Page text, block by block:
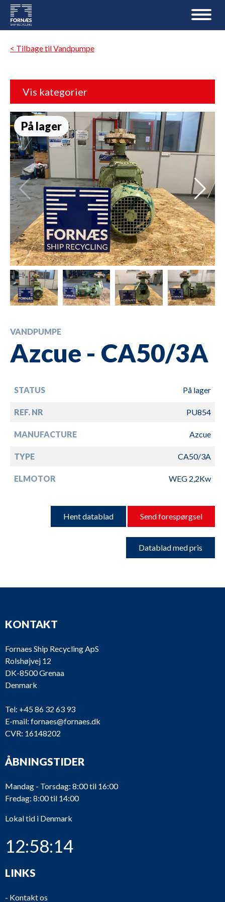
< Tilbage til Vandpumpe
Vis kategorier
På lager
VANDPUMPE
Azcue - CA50/3A
STATUS På lager
REF. NR PU854
MANUFACTURE Azcue
TYPE CA50/3A
ELMOTOR WEG 2,2Kw
Hent datablad Send forespørgsel
Datablad med pris
KONTAKT
Fornaes Ship Recycling ApS
Rolshøjvej 12
DK-8500 Grenaa
Denmark
Tel: +45 86 32 63 93
E-mail: fornaes@fornaes.dk
CVR: 16148202
ÅBNINGSTIDER
Mandag - Torsdag: 8:00 til 16:00
Fredag: 8:00 til 14:00
Lokal tid i Denmark
12:58:15
LINKS
- Kontakt os